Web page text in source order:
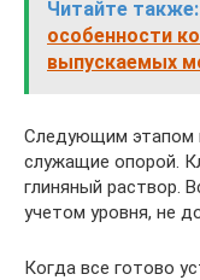
Читайте также:
особенности
выпускаемых
Следующим этапом
служащие опорой.
глиняный раствор.
учетом уровня, не
Когда все готово